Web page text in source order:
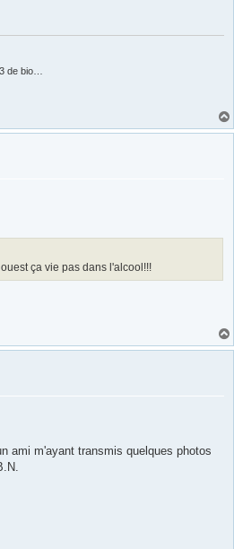
de bio…
ça vie pas dans l'alcool!!!
ami m'ayant transmis quelques photos